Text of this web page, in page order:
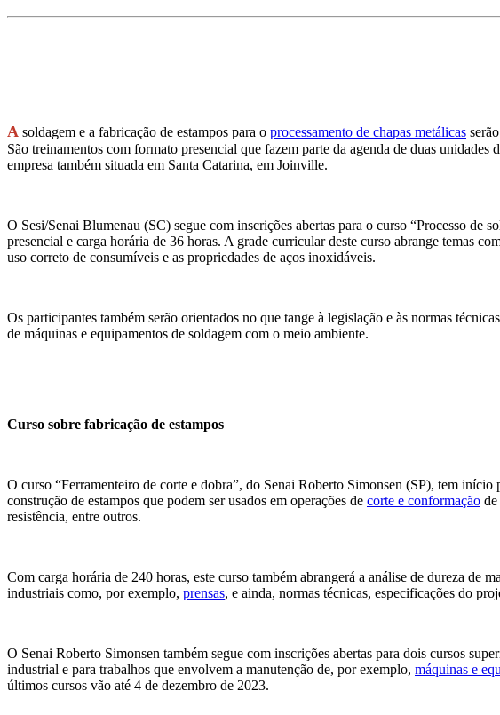
A soldagem e a fabricação de estampos para o processamento de chapas metálicas
São treinamentos com formato presencial que fazem parte da agenda de duas
empresa também situada em Santa Catarina, em Joinville.
O Sesi/Senai Blumenau (SC) segue com inscrições abertas para o curso “Processo de
presencial e carga horária de 36 horas. A grade curricular deste curso abrange temas
uso correto de consumíveis e as propriedades de aços inoxidáveis.
Os participantes também serão orientados no que tange à legislação e às normas
de máquinas e equipamentos de soldagem com o meio ambiente.
Curso sobre fabricação de estampos
O curso “Ferramenteiro de corte e dobra”, do Senai Roberto Simonsen (SP), tem
construção de estampos que podem ser usados em operações de corte e conformação
resistência, entre outros.
Com carga horária de 240 horas, este curso também abrangerá a análise de dureza de
industriais como, por exemplo, prensas, e ainda, normas técnicas, especificações do
O Senai Roberto Simonsen também segue com inscrições abertas para dois cursos
industrial e para trabalhos que envolvem a manutenção de, por exemplo, máquinas e
últimos cursos vão até 4 de dezembro de 2023.